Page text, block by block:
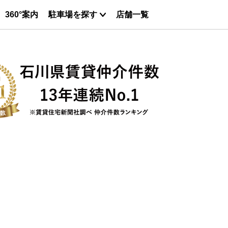
360°案内 駐車場を探す 店舗一覧